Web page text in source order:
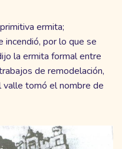
ermita;
incendió, por lo que se
la ermita formal entre
de remodelación,
tomó el nombre de